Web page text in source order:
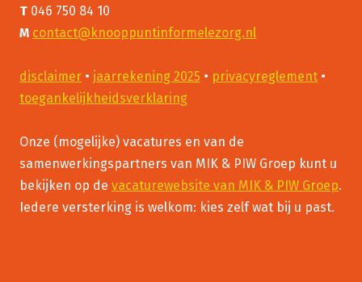
T 046 750 84 10
M contact@knooppuntinformelezorg.nl
disclaimer • jaarrekening 2025 • privacyreglement •
toegankelijkheidsverklaring
Onze (mogelijke) vacatures en van de
samenwerkingspartners van MIK & PIW Groep kunt u
bekijken op de vacaturewebsite van MIK & PIW Groep.
Iedere versterking is welkom: kies zelf wat bij u past.